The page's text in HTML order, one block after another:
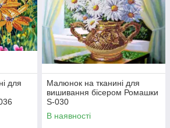
для
Малюнок на тканині для
вишивання бісером Ромашки
S-030
В наявності